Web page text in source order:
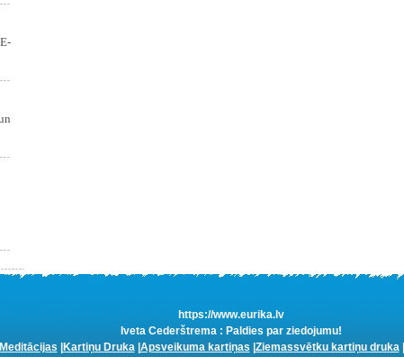
https://www.eurika.lv
Iveta Cederštrema : Paldies par ziedojumu!
Meditācijas Kartiņu Druka| Apsveikuma kartiņas Ziemassvētku kartiņu druka|